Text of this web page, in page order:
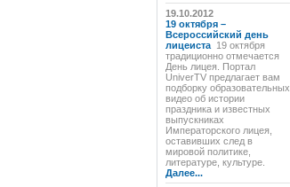
19.10.2012
19 октября –
Всероссийский день
лицеиста 19 октября
традиционно отмечается
День лицея. Портал
UniverTV предлагает вам
подборку образовательных
видео об истории
праздника и известных
выпускниках
Императорского лицея,
оставивших след в
мировой политике,
литературе, культуре.
Далее...